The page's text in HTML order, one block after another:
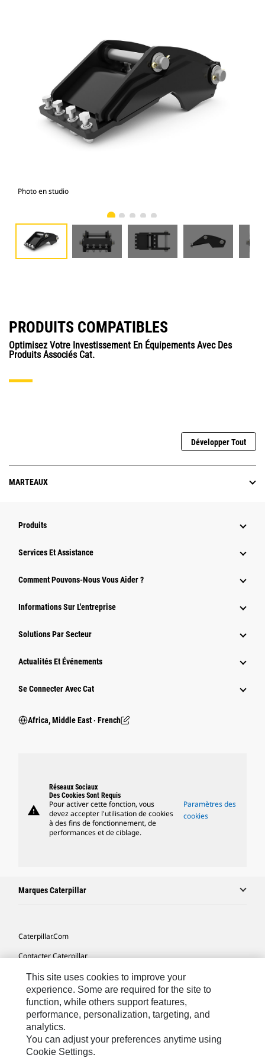
Photo en studio
PRODUITS COMPATIBLES
Optimisez Votre Investissement En Équipements Avec Des
Produits Associés Cat.
Développer Tout
MARTEAUX
Produits
Services Et Assistance
Comment Pouvons-Nous Vous Aider ?
Informations Sur L'entreprise
Solutions Par Secteur
Actualités Et Événements
Se Connecter Avec Cat
Africa, Middle East ‧ French
warning
Réseaux Sociaux
Des Cookies Sont Requis
Pour activer cette fonction, vous
devez accepter l'utilisation de cookies
à des fins de fonctionnement, de
performances et de ciblage.
Paramètres des
cookies
Marques Caterpillar
Caterpillar.com
Contacter Caterpillar
Mes Préférences Marketing
Plan Du Site
Cookie Settings
Mentions Légales
Confidentialité
This site uses cookies to improve your
experience. Some are required for the site to
function, while others support features,
performance, personalization, targeting, and
analytics.
You can adjust your preferences anytime using
Cookie Settings.